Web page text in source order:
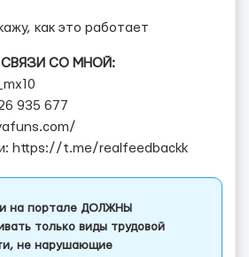
как это работает
СВЯЗИ СО МНОЙ:
935 677
https://t.me/realfeedbackk
на портале ДОЛЖНЫ
только виды трудовой
не нарушающие